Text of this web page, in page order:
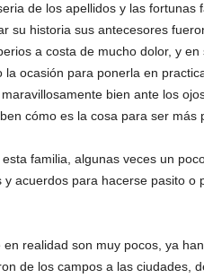
de los apellidos y las
su historia sus antecesores
a costa de mucho dolor, y
la ocasión para ponerla en
bien ante los
cómo es la cosa para ser más
familia, algunas veces un
y acuerdos para hacerse pasito o
en realidad son muy pocos, ya
de los campos a las ciudades,